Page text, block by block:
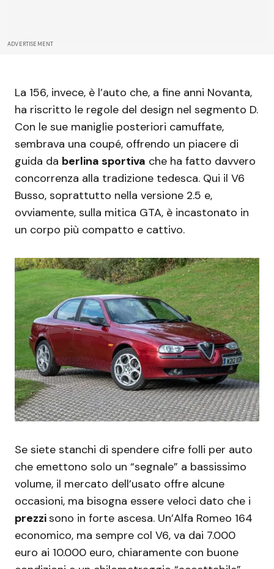
ADVERTISEMENT
La 156, invece, è l’auto che, a fine anni Novanta,
ha riscritto le regole del design nel segmento D.
Con le sue maniglie posteriori camuffate,
sembrava una coupé, offrendo un piacere di
guida da berlina sportiva che ha fatto davvero
concorrenza alla tradizione tedesca. Qui il V6
Busso, soprattutto nella versione 2.5 e,
ovviamente, sulla mitica GTA, è incastonato in
un corpo più compatto e cattivo.
Se siete stanchi di spendere cifre folli per auto
che emettono solo un “segnale” a bassissimo
volume, il mercato dell’usato offre alcune
occasioni, ma bisogna essere veloci dato che i
prezzisono in forte ascesa. Un’Alfa Romeo 164
economico, ma sempre col V6, va dai 7.000
euro ai 10.000 euro, chiaramente con buone